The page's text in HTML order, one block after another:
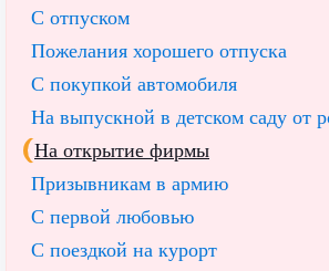
С отпуском
Пожелания хорошего отпуска
С покупкой автомобиля
На выпускной в детском саду от
На открытие фирмы
Призывникам в армию
С первой любовью
С поездкой на курорт